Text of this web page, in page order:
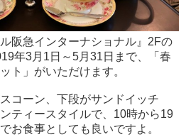
阪急インターナショナル』2Fの
年3月1日～5月31日まで、「春
ト」がいただけます。
コーン、下段がサンドイッチ
ティースタイルで、10時から19
お食事としても良いですよ。